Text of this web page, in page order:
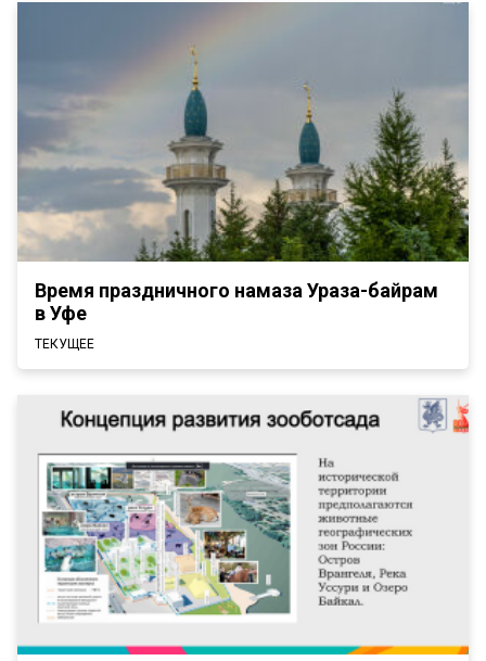
Время праздничного намаза Ураза-байрам
в Уфе
ТЕКУЩЕЕ